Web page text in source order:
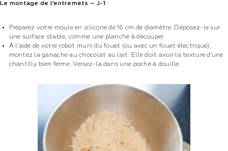
Le montage de l’entremets – J-1
Préparez votre moule en silicone de 16 cm de diamètre. Déposez-le sur
une surface stable, comme une planche à découper.
À l’aide de votre robot muni du fouet (ou avec un fouet électrique),
montez la ganache au chocolat au lait. Elle doit avoir la texture d’une
chantilly bien ferme. Versez-la dans une poche à douille.